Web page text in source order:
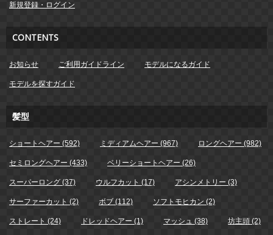
新規登録・ログイン
CONTENTS
お知らせ ご利用ガイドライン モデルになるガイド
モデルを探すガイド
髪型
ショートヘアー (592) ミディアムヘアー (967) ロングヘアー (982)
セミロングヘアー (433) ベリーショートヘアー (26)
スーパーロング (37) ウルフカット (17) アシンメトリー (3)
サーファーカット (2) ボブ (112) ソフトモヒカン (2)
ストレート (24) ドレッドヘアー (1) マッシュ (38) 坊主頭 (2)